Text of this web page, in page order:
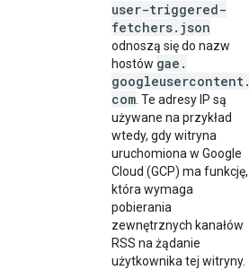
user-triggered-
fetchers. json
odnoszą się do nazw
hostów gae .
googleusercontent.
com . Te adresy IP są
używane na przykład
wtedy, gdy witryna
uruchomiona w Google
Cloud (GCP) ma funkcję,
która wymaga
pobierania
zewnętrznych kanałów
RSS na żądanie
użytkownika tej witryny.